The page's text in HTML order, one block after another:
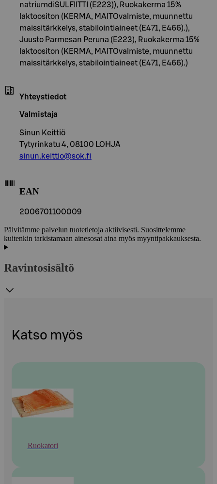
natriumdiSULFIITTI (E223)), Ruokakerma 15%
laktoositon (KERMA, MAITOvalmiste, muunnettu
maissitärkkelys, stabilointiaineet (E471, E466).),
Juusto Parmesan Peruna (E223), Ruokakerma 15%
laktoositon (KERMA, MAITOvalmiste, muunnettu
maissitärkkelys, stabilointiaineet (E471, E466).)
Yhteystiedot
Valmistaja
Sinun Keittiö
Tytyrinkatu 4, 08100 LOHJA
sinun.keittio@sok.fi
EAN
2006701100009
Päivitämme palvelun tuotetietoja aktiivisesti. Suosittelemme
kuitenkin tarkistamaan ainesosat aina myös myyntipakkauksesta.
Ravintosisältö
Katso myös
Ruokatori